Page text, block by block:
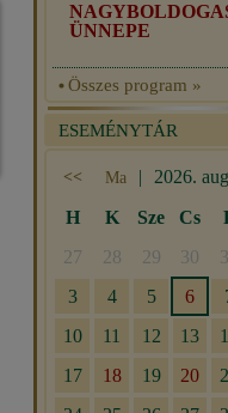
ÜNNEPE
Összes program »
ESEMÉNYTÁR